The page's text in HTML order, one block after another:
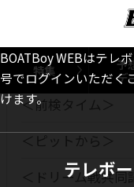
特集
予
デ
BOATBoy WEBはテレ
号でログインいただく
けます。
テレボ
＜モーター抽選＞
＜前検タイム＞
＜ピットから＞
＜ドリーム戦共同